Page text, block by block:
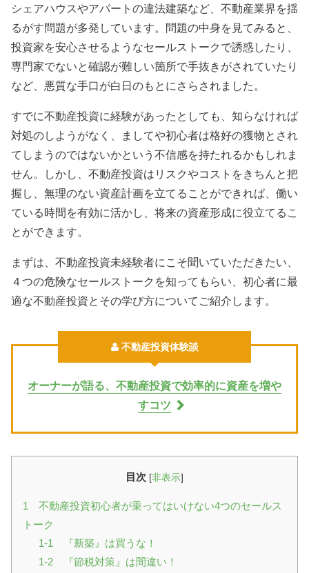
シェアハウスやアパートの違法建築など、不動産業界を揺
るがす問題が多発しています。問題の中身を見てみると、
投資家を安心させるようなセールストークで誘惑したり、
専門家でないと確認が難しい箇所で手抜きがされていたり
など、悪質な手口が白日のもとにさらされました。
すでに不動産投資に経験があったとしても、知らなければ
対処のしようがなく、ましてや初心者は格好の獲物とされ
てしまうのではないかという不信感を持たれるかもしれま
せん。しかし、不動産投資はリスクやコストをきちんと把
握し、無理のない資産計画を立てることができれば、働い
ている時間を有効に活かし、将来の資産形成に役立てるこ
とができます。
まずは、不動産投資未経験者にこそ聞いていただきたい、
４つの危険なセールストークを知ってもらい、初心者に最
適な不動産投資とその学び方についてご紹介します。
不動産投資体験談
オーナーが語る、不動産投資で効率的に資産を増や
すコツ
目次 [非表示]
1 不動産投資初心者が乗ってはいけない4つのセールス
トーク
1-1 『新築』は買うな！
1-2 『節税対策』は間違い！